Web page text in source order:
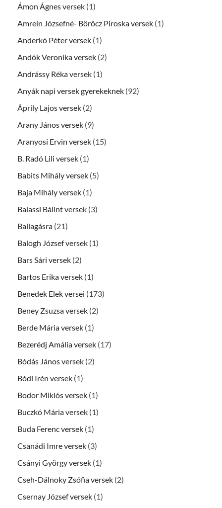
Ámon Ágnes versek (1)
Amrein Józsefné- Böröcz Piroska versek (1)
Anderkó Péter versek (1)
Andók Veronika versek (2)
Andrássy Réka versek (1)
Anyák napi versek gyerekeknek (92)
Áprily Lajos versek (2)
Arany János versek (9)
Aranyosi Ervin versek (15)
B. Radó Lili versek (1)
Babits Mihály versek (5)
Baja Mihály versek (1)
Balassi Bálint versek (3)
Ballagásra (21)
Balogh József versek (1)
Bars Sári versek (2)
Bartos Erika versek (1)
Benedek Elek versei (173)
Beney Zsuzsa versek (2)
Berde Mária versek (1)
Bezerédj Amália versek (17)
Bódás János versek (2)
Bódi Irén versek (1)
Bodor Miklós versek (1)
Buczkó Mária versek (1)
Buda Ferenc versek (1)
Csanádi Imre versek (3)
Csányi György versek (1)
Cseh-Dálnoky Zsófia versek (2)
Csernay József versek (1)